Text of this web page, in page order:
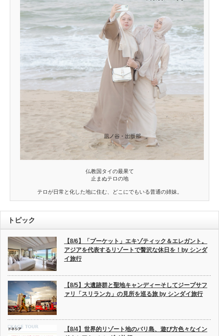
仏教国タイの最果て
止まぬテロの地
テロが日常と化した地に住む、どこにでもいる普通の姉妹。
トピック
【8/6】「プーケット」エキゾティック＆エレガント。
アジアを代表するリゾートで贅沢な休日を！by シンダ
イ旅行
【8/5】大遺跡群と聖地キャンディーそしてジープサフ
ァリ「スリランカ」の見所を巡る旅 by シンダイ旅行
【8/4】世界的リゾート地のバリ島、遊び方色々なイン